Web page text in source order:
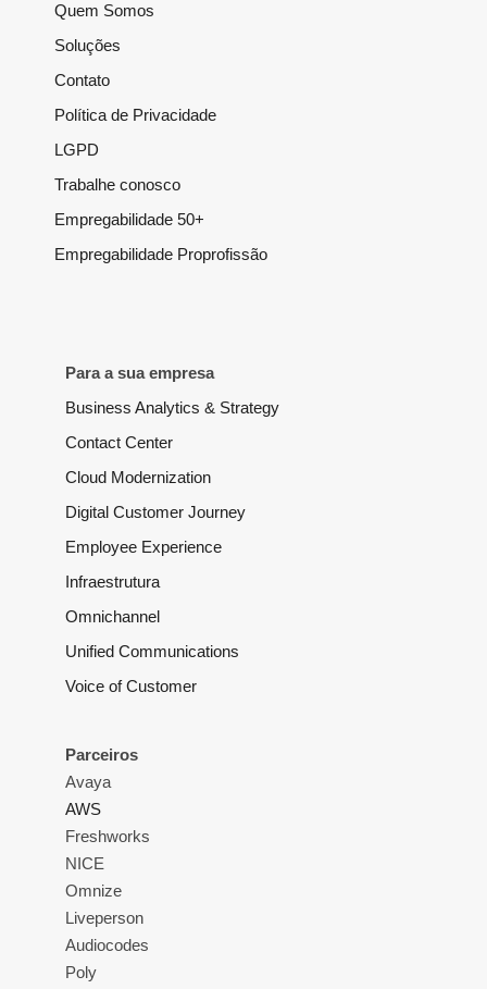
Quem Somos
Soluções
Contato
Política de Privacidade
LGPD
Trabalhe conosco
Empregabilidade 50+
Empregabilidade Proprofissão
Para a sua empresa
Business Analytics & Strategy
Contact Center
Cloud Modernization
Digital Customer Journey
Employee Experience
Infraestrutura
Omnichannel
Unified Communications
Voice of Customer
Parceiros
Avaya
AWS
Freshworks
NICE
Omnize
Liveperson
Audiocodes
Poly